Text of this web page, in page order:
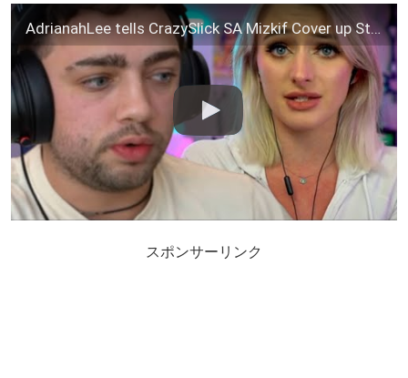
AdrianahLee tells CrazySlick SA Mizkif Cover up Story (AdrianahLee Stream Recap)
スポンサーリンク